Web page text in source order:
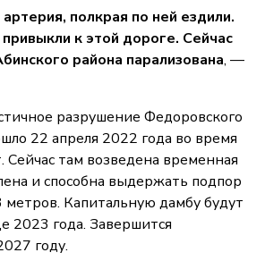
полкрая по ней ездили.
к этой дороге. Сейчас
района парализована, —
разрушение Федоровского
22 апреля 2022 года во время
там возведена временная
и способна выдержать подпор
Капитальную дамбу будут
2023 года. Завершится
году.